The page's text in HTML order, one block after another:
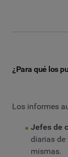
¿Para qué los
Los informes
Jefes de
diarias
mismas.